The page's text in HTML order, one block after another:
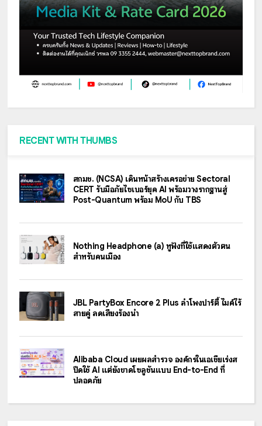
RECENT WITH THUMBS
สกมช. (NCSA) เดินหน้าสร้างเครือข่าย Sectoral
CERT รับมือภัยไซเบอร์ยุค AI พร้อมวางรากฐานสู่
Post-Quantum พร้อม MoU กับ TBS
Nothing Headphone (a) หูฟังที่ใช้แสดงตัวตน
สำหรับคนเมือง
JBL PartyBox Encore 2 Plus ลำโพงปาร์ตี้ ไมค์ไร้
สายคู่ ลดเสียงร้องนำ
Alibaba Cloud เผยผลสำรวจ องค์กรในเอเชียเร่งส
ปีดใช้ AI แต่ยังขาดโซลูชันแบบ End-to-End ที่
ปลอดภัย